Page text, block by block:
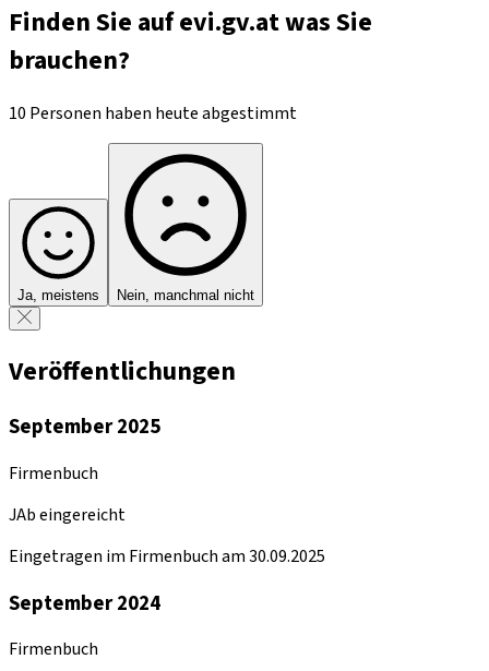
Finden Sie auf evi.gv.at was Sie
brauchen?
10 Personen haben heute abgestimmt
Ja, meistens Nein, manchmal nicht
Veröffentlichungen
September 2025
Firmenbuch
JAb eingereicht
Eingetragen im Firmenbuch am 30.09.2025
September 2024
Firmenbuch